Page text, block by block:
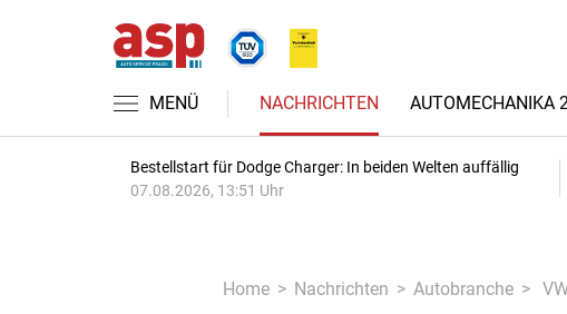
MENÜ NACHRICHTEN AUTOMECHANIKA
Bestellstart für Dodge Charger: In beiden Welten auffällig
07.08.2026, 13:51 Uhr
Home Nachrichten Autobranche